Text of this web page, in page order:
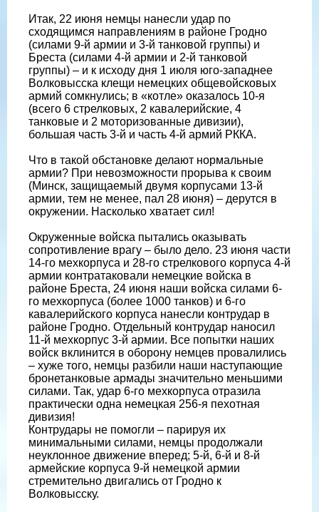
Итак, 22 июня немцы нанесли удар по
сходящимся направлениям в районе Гродно
(силами 9-й армии и 3-й танковой группы) и
Бреста (силами 4-й армии и 2-й танковой
группы) – и к исходу дня 1 июля юго-западнее
Волковысска клещи немецких общевойсковых
армий сомкнулись; в «котле» оказалось 10-я
(всего 6 стрелковых, 2 кавалерийские, 4
танковые и 2 моторизованные дивизии),
большая часть 3-й и часть 4-й армий РККА.
Что в такой обстановке делают нормальные
армии? При невозможности прорыва к своим
(Минск, защищаемый двумя корпусами 13-й
армии, тем не менее, пал 28 июня) – дерутся в
окружении. Насколько хватает сил!
Окруженные войска пытались оказывать
сопротивление врагу – было дело. 23 июня части
14-го мехкорпуса и 28-го стрелкового корпуса 4-й
армии контратаковали немецкие войска в
районе Бреста, 24 июня наши войска силами 6-
го мехкорпуса (более 1000 танков) и 6-го
кавалерийского корпуса нанесли контрудар в
районе Гродно. Отдельный контрудар наносил
11-й мехкорпус 3-й армии. Все попытки наших
войск вклинится в оборону немцев провалились
– хуже того, немцы разбили наши наступающие
бронетанковые армады значительно меньшими
силами. Так, удар 6-го мехкорпуса отразила
практически одна немецкая 256-я пехотная
дивизия!
Контрудары не помогли – парируя их
минимальными силами, немцы продолжали
неуклонное движение вперед; 5-й, 6-й и 8-й
армейские корпуса 9-й немецкой армии
стремительно двигались от Гродно к
Волковысску.